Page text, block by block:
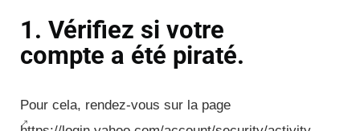
1. Vérifiez si votre
compte a été piraté.
Pour cela, rendez-vous sur la page